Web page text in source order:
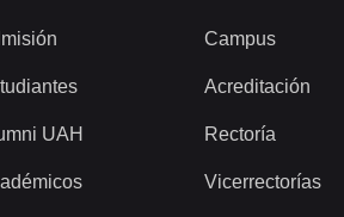
UAH
Campus
Acreditación
Rectoría
Vicerrectorías